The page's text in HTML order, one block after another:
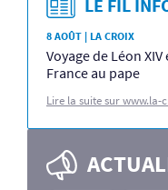
LE FIL
8 AOÛT | LA CROIX
Voyage de Léon
France au pape
Lire la suite sur www.la-